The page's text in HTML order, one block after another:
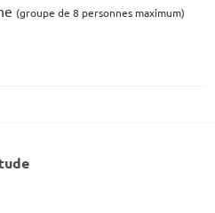
(groupe de 8 personnes maximum)